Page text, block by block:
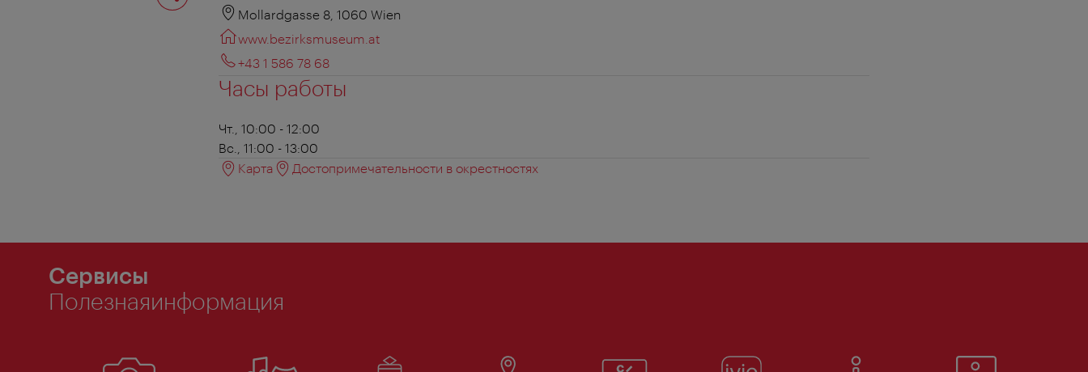
Mollardgasse 8, 1060 Wien
www.bezirksmuseum.at
+43 1 586 78 68
Часы работы
Чт., 10:00 - 12:00
Вс., 11:00 - 13:00
Карта
Достопримечательности в окрестностях
Сервисы
Полезнаяинформация